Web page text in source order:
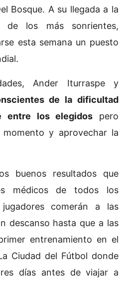
Bosque. A su llegada a la
de los más sonrientes,
esta semana un puesto
Ander Iturraspe y
de la dificultad
entre los elegidos pero
y aprovechar la
buenos resultados que
médicos de todos los
comerán a las
descanso hasta que a las
entrenamiento en el
Ciudad del Fútbol donde
días antes de viajar a